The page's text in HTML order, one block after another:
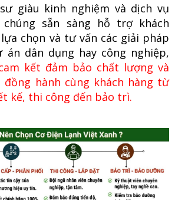
giàu kinh nghiệm và dịch vụ
sẵn sàng hỗ trợ khách
chọn và tư vấn các giải pháp
dân dụng hay công nghiệp,
kết đảm bảo chất lượng và
hành cùng khách hàng từ
kế, thi công đến bảo trì.